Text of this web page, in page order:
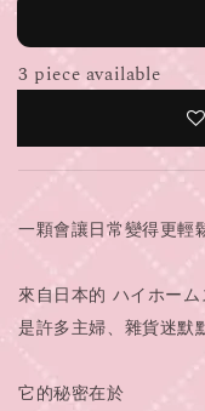
3 piece available
一顆會讓日常變得更
來自日本的 ハイホーム
是許多主婦、雜貨迷默
它的秘密在於